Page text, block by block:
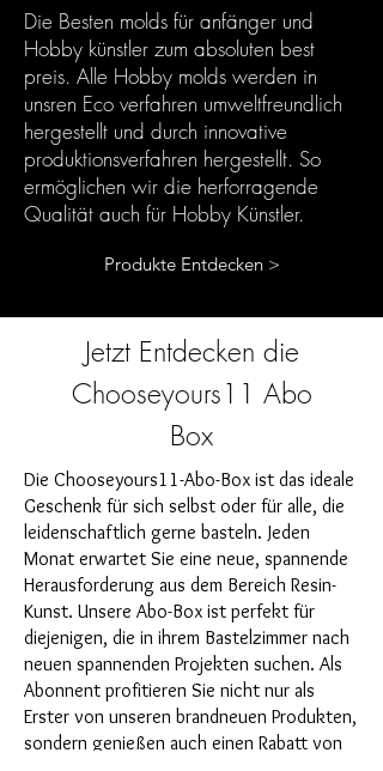
Die Besten molds für anfänger und
Hobby künstler zum absoluten best
preis. Alle Hobby molds werden in
unsren Eco verfahren umweltfreundlich
hergestellt und durch innovative
produktionsverfahren hergestellt. So
ermöglichen wir die herforragende
Qualität auch für Hobby Künstler.
Produkte Entdecken >
Jetzt Entdecken die
Chooseyours11 Abo
Box
Die Chooseyours11-Abo-Box ist das ideale
Geschenk für sich selbst oder für alle, die
leidenschaftlich gerne basteln. Jeden
Monat erwartet Sie eine neue, spannende
Herausforderung aus dem Bereich Resin-
Kunst. Unsere Abo-Box ist perfekt für
diejenigen, die in ihrem Bastelzimmer nach
neuen spannenden Projekten suchen. Als
Abonnent profitieren Sie nicht nur als
Erster von unseren brandneuen Produkten,
sondern genießen auch einen Rabatt von